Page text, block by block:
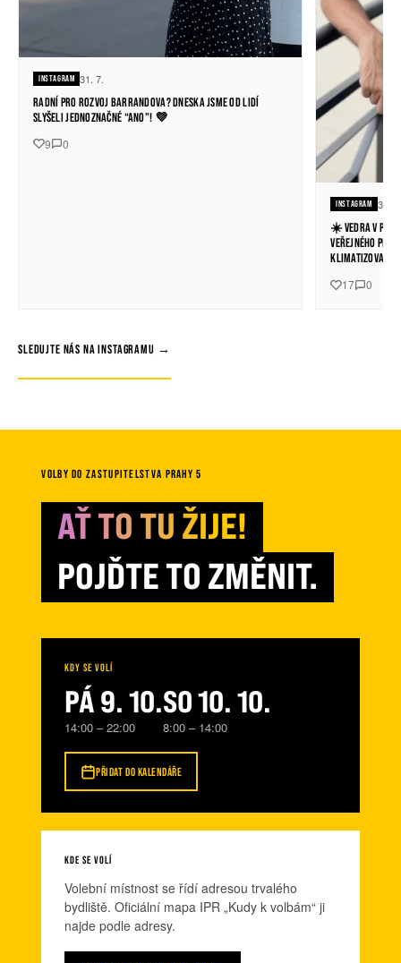
INSTAGRAM 31. 7.
RADNÍ PRO ROZVOJ BARRANDOVA? DNESKA JSME OD LIDÍ
SLYŠELI JEDNOZNAČNÉ “ANO”! 💜
9 0
INSTAGRAM
30. 7.
☀️ VEDRA V
VEŘEJNÉHO
KLIMATIZOVANÝ
17 0
SLEDUJTE NÁS NA INSTAGRAMU →
VOLBY DO ZASTUPITELSTVA PRAHY 5
AŤ TO TU ŽIJE!
POJĎTE TO ZMĚNIT.
KDY SE VOLÍ
PÁ 9. 10.
14:00 – 22:00
SO 10. 10.
8:00 – 14:00
PŘIDAT DO KALENDÁŘE
KDE SE VOLÍ
Volební místnost se řídí adresou trvalého
bydliště. Oficiální mapa IPR „Kudy k volbám“ ji
najde podle adresy.